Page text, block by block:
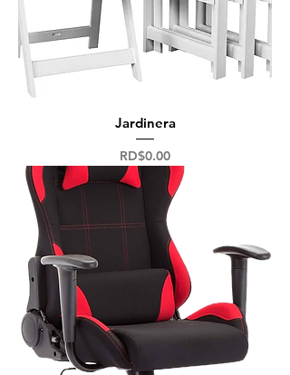
Jardinera
Precio
RD$0.00